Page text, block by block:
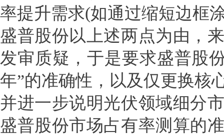
率提升需求(如通过缩短边框
盛普股份以上述两点为由，
发审质疑，于是要求盛普股
年”的准确性，以及仅更换核
并进一步说明光伏领域细分
盛普股份市场占有率测算的